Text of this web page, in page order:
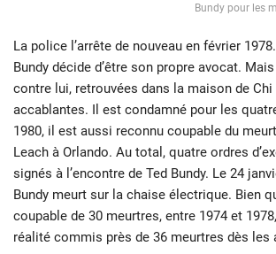
Bundy pour les
La police l’arrête de nouveau en février
Bundy décide d’être son propre avocat.
contre lui, retrouvées dans la maison de Chi
accablantes. Il est condamné pour les
1980, il est aussi reconnu coupable du
Leach à Orlando. Au total, quatre ordres
signés à l’encontre de Ted Bundy. Le 24
Bundy meurt sur la chaise électrique. Bien
coupable de 30 meurtres, entre 1974 et
réalité commis près de 36 meurtres dès les